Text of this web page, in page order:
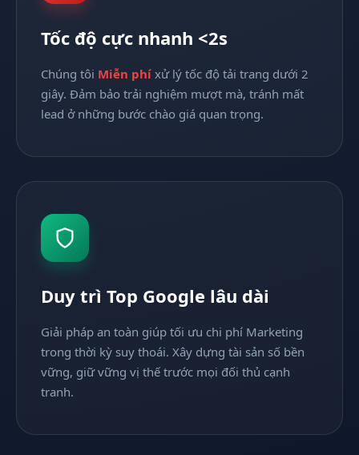
Tốc độ cực nhanh <2s
Chúng tôi Miễn phí xử lý tốc độ tải trang dưới 2
giây. Đảm bảo trải nghiệm mượt mà, tránh mất
lead ở những bước chào giá quan trọng.
Duy trì Top Google lâu dài
Giải pháp an toàn giúp tối ưu chi phí Marketing
trong thời kỳ suy thoái. Xây dựng tài sản số bền
vững, giữ vững vị thế trước mọi đối thủ cạnh
tranh.